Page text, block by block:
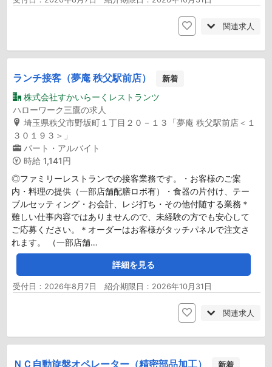
関連求人
ランチ接客（夢庵 秩父駅前店） 新着
株式会社すかいらーくレストランツ
ハローワーク三鷹の求人
埼玉県秩父市野坂町１丁目２０－１３「夢庵 秩父駅前店＜１
３０１９３＞」
パート・アルバイト
時給 1,141円
◎ファミリーレストランでの接客業務です。・お客様のご案
内・料理の提供（一部店舗配膳ロボ有）・食器の片付け、テー
ブルセッティング・お会計、レジ打ち・その他付随する業務＊
難しい仕事内容ではありませんので、未経験の方でも安心して
ご応募ください。＊オーダーはお客様がタッチパネルで注文さ
れます。 （一部店舗…
詳細を見る
受付日：2026年8月7日 紹介期限日：2026年10月31日
関連求人
ＮＣ自動旋盤オペレーター（精密部品加工） 新着